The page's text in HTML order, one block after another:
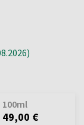
100ml
49,00 €